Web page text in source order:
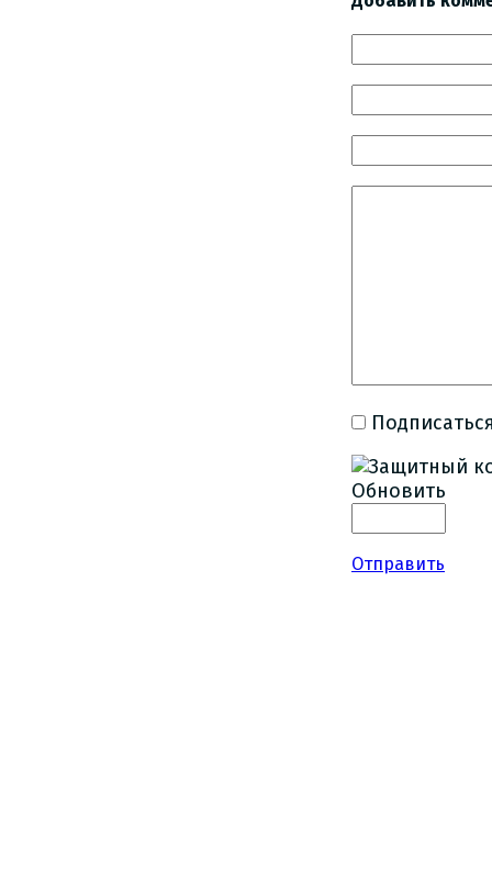
Обновить
Отправить